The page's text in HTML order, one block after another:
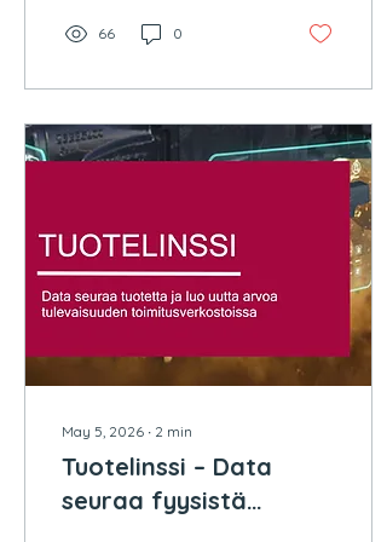
keskustelulle ja uusille
yhteistyöavauksille.
66 0
May 5, 2026 ∙ 2 min
Tuotelinssi – Data
seuraa fyysistä